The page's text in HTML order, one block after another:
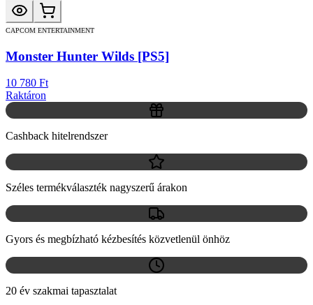
CAPCOM ENTERTAINMENT
Monster Hunter Wilds [PS5]
10 780 Ft
Raktáron
Cashback hitelrendszer
Széles termékválaszték nagyszerű árakon
Gyors és megbízható kézbesítés közvetlenül önhöz
20 év szakmai tapasztalat